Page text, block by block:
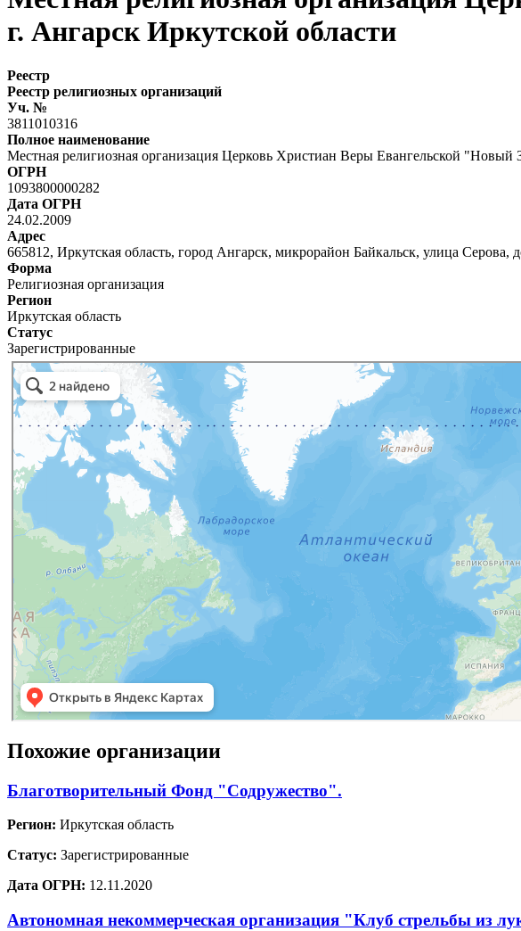
г. Ангарск Иркутской области
Реестр
Реестр религиозных организаций
Уч. №
3811010316
Полное наименование
Местная религиозная организация Церковь Христиан Веры Евангельской "Новый
ОГРН
1093800000282
Дата ОГРН
24.02.2009
Адрес
665812, Иркутская область, город Ангарск, микрорайон Байкальск, улица Серова,
Форма
Религиозная организация
Регион
Иркутская область
Статус
Зарегистрированные
Похожие организации
Благотворительный Фонд "Содружество".
Регион: Иркутская область
Статус: Зарегистрированные
Дата ОГРН: 12.11.2020
Автономная некоммерческая организация "Клуб стрельбы из